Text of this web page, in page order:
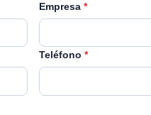
Empresa *
Teléfono *